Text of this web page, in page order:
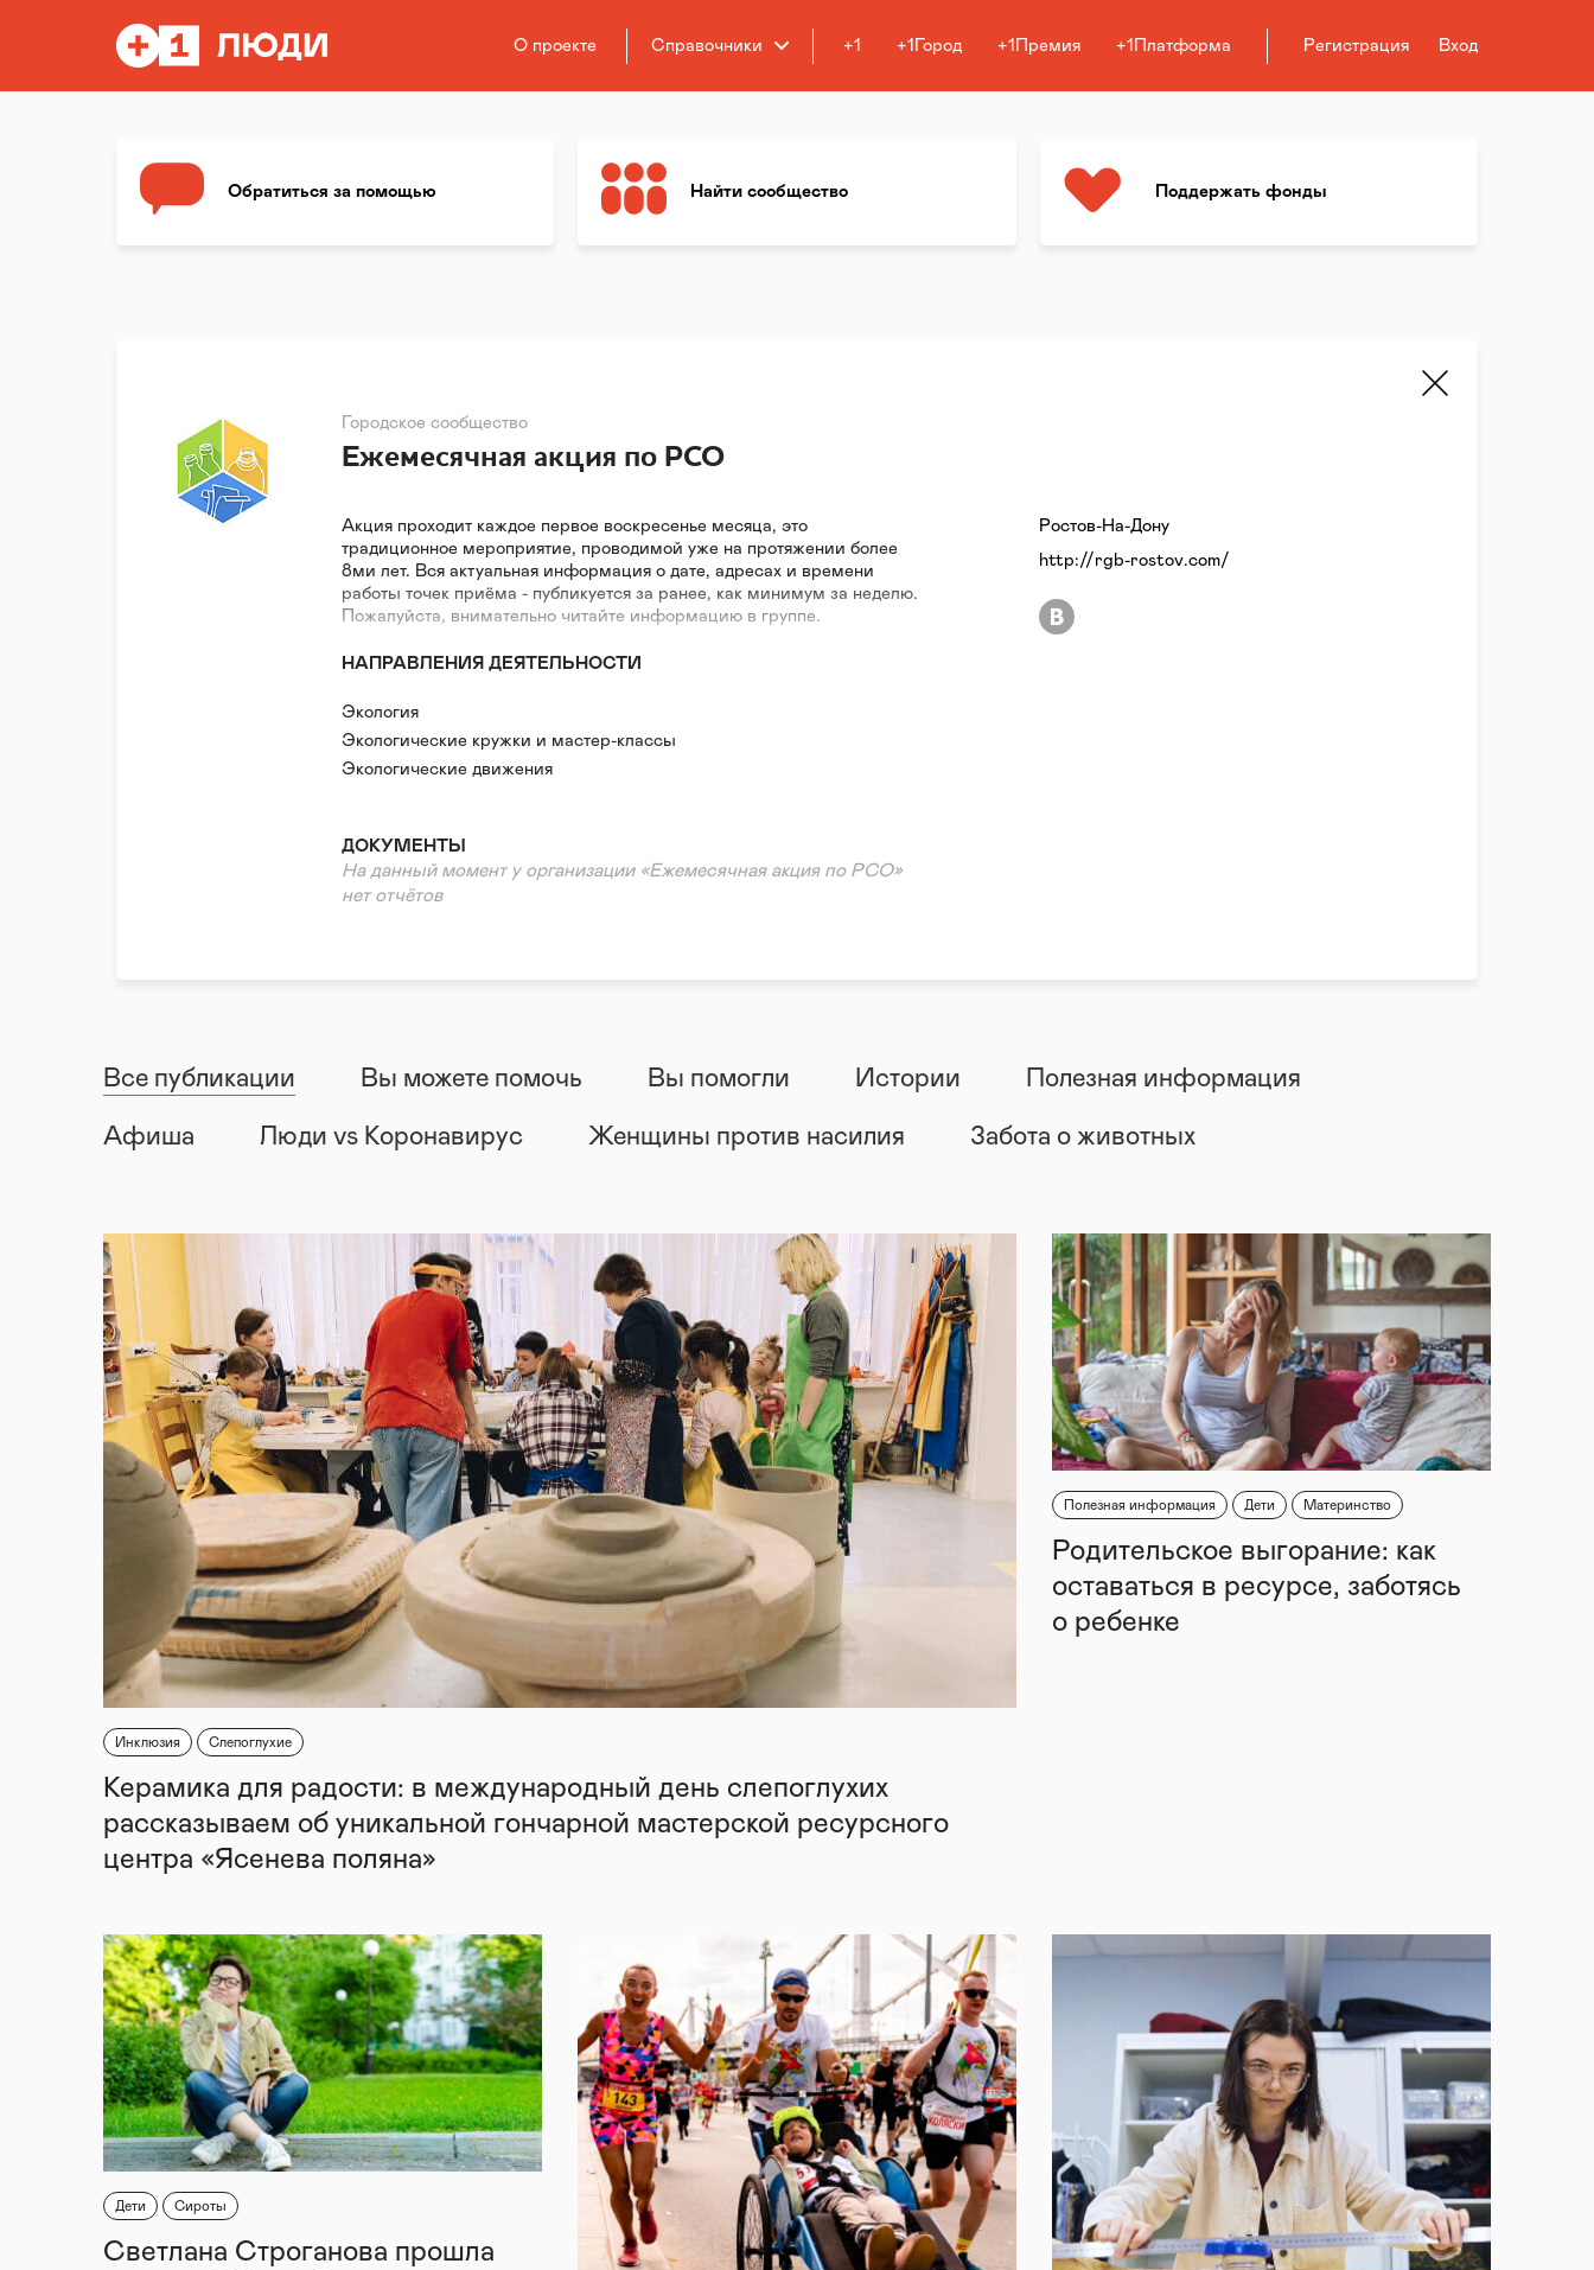
О проекте Справочники +1 +1Город +1Премия +1Платформа Регистрация Вход
Обратиться за помощью Найти сообщество Поддержать фонды
Городское сообщество
Ежемесячная акция по РСО
Акция проходит каждое первое воскресенье месяца, это
традиционное мероприятие, проводимой уже на протяжении более
8ми лет. Вся актуальная информация о дате, адресах и времени
работы точек приёма - публикуется за ранее, как минимум за неделю.
Пожалуйста, внимательно читайте информацию в группе.
НАПРАВЛЕНИЯ ДЕЯТЕЛЬНОСТИ
Экология
Экологические кружки и мастер-классы
Экологические движения
ДОКУМЕНТЫ
На данный момент у организации «Ежемесячная акция по РСО»
нет отчётов
Ростов-На-Дону
http://rgb-rostov.com/
Все публикации Вы можете помочь Вы помогли Истории Полезная информация
Афиша Люди vs Коронавирус Женщины против насилия Забота о животных
Инклюзия Слепоглухие
Керамика для радости: в международный день слепоглухих
рассказываем об уникальной гончарной мастерской ресурсного
центра «Ясенева поляна»
Полезная информация Дети Материнство
Родительское выгорание: как
оставаться в ресурсе, заботясь
о ребенке
Дети Сироты
Светлана Строганова прошла